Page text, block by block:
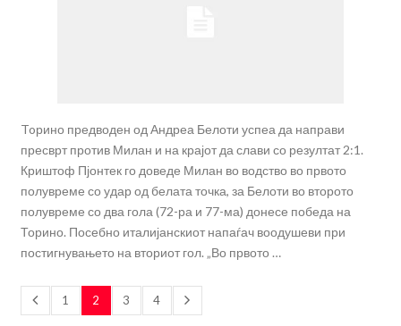
Toрино предводен од Андреа Белоти успеа да направи
пресврт против Милан и на крајот да слави со резултат 2:1.
Криштоф Пјонтек го доведе Милан во водство во првото
полувреме со удар од белата точка, за Белоти во второто
полувреме со два гола (72-ра и 77-ма) донесе победа на
Торино. Посебно италијанскиот напаѓач воодушеви при
постигнувањето на вториот гол. „Во првото …
1 2 3 4